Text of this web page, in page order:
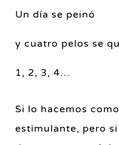
Un día se peinó
y cuatro pelos se
1, 2, 3, 4…
Si lo hacemos
estimulante, pero